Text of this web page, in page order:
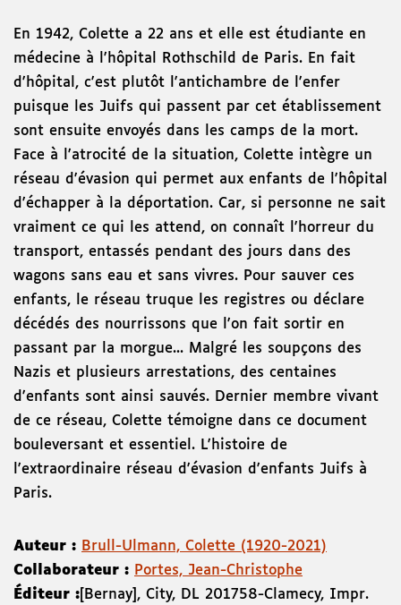
En 1942, Colette a 22 ans et elle est étudiante en
médecine à l'hôpital Rothschild de Paris. En fait
d'hôpital, c'est plutôt l'antichambre de l'enfer
puisque les Juifs qui passent par cet établissement
sont ensuite envoyés dans les camps de la mort.
Face à l'atrocité de la situation, Colette intègre un
réseau d'évasion qui permet aux enfants de l'hôpital
d'échapper à la déportation. Car, si personne ne sait
vraiment ce qui les attend, on connaît l'horreur du
transport, entassés pendant des jours dans des
wagons sans eau et sans vivres. Pour sauver ces
enfants, le réseau truque les registres ou déclare
décédés des nourrissons que l'on fait sortir en
passant par la morgue... Malgré les soupçons des
Nazis et plusieurs arrestations, des centaines
d'enfants sont ainsi sauvés. Dernier membre vivant
de ce réseau, Colette témoigne dans ce document
bouleversant et essentiel. L'histoire de
l'extraordinaire réseau d'évasion d'enfants Juifs à
Paris.
Auteur : Brull-Ulmann, Colette (1920-2021)
Collaborateur : Portes, Jean-Christophe
Éditeur : [Bernay] , City, DL 201758-Clamecy, Impr.